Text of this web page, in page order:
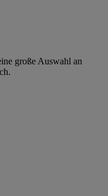
große Auswahl an